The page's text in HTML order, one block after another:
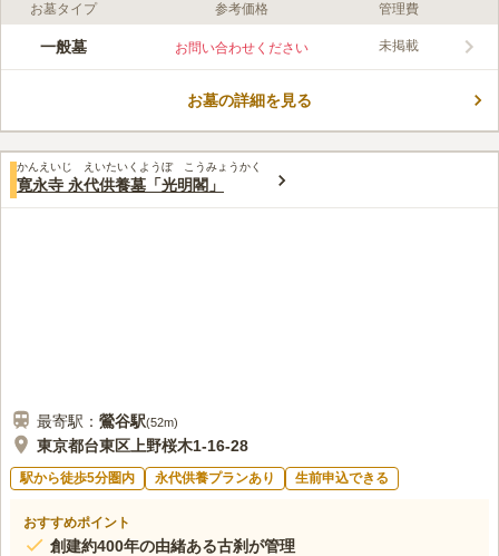
口コミ評価
この霊園はまだ誰からも評価されていません。
お墓タイプ 参考価格 管理費
一般墓 お問い合わせください 未掲載
お墓の詳細を見る
かんえいじ えいたいくようぼ こうみょうかく
寛永寺 永代供養墓「光明閣」
最寄駅： 鶯谷駅(52m)
東京都台東区上野桜木1-16-28
駅から徒歩5分圏内 永代供養プランあり 生前申込できる
おすすめポイント
創建約400年の由緒ある古刹が管理